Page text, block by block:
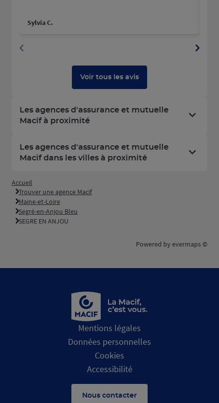
Sylvia C.
Voir tous les avis
Les agences d'assurance et mutuelle
Macif à proximité
Les agences d'assurance et mutuelle
Macif dans les villes à proximité
Accueil
Trouver une agence Macif
Maine-et-Loire
Segré-en-Anjou Bleu
SEGRE EN ANJOU
Powered by evermaps ©
Mentions légales
Données personnelles
Cookies
Accessibilité
Nous contacter